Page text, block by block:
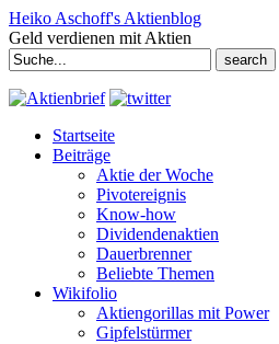
Heiko Aschoff's Aktienblog
Geld verdienen mit Aktien
Search
for:
Startseite
Beiträge
Aktie der Woche
Pivotereignis
Know-how
Dividendenaktien
Dauerbrenner
Beliebte Themen
Wikifolio
Aktiengorillas mit Power
Gipfelstürmer